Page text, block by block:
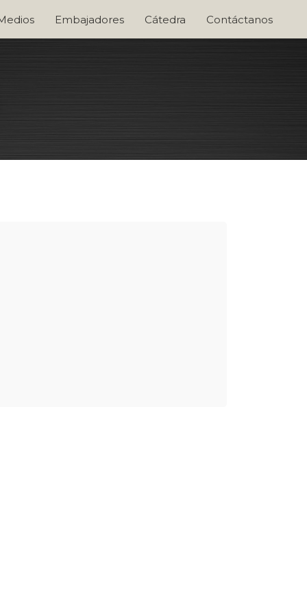
Embajadores Cátedra Contáctanos